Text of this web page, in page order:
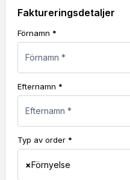
Faktureringsdetaljer
Förnamn *
Efternamn *
Typ av order *
×Förnyelse